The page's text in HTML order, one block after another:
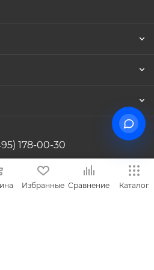
178-00-30
пр., 16/1с4, оф.
Избранные Сравнение Каталог